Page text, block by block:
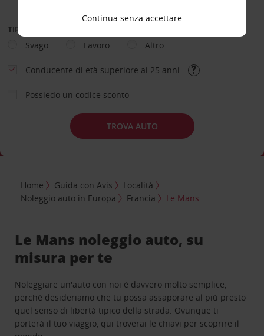
TIPOLOGIA DI NOLEGGIO
Svago
Lavoro Altro
Conducente di età superiore ai 25 anni
Possiedo un codice sconto
TROVA AUTO
Home Guida con Avis
Località
Noleggio auto in Europa
Francia Le Mans
Le Mans noleggio auto, su
misura per te
Noleggiare un'auto con noi è davvero molto semplice,
perché desideriamo che tu possa assaporare al più presto
quel senso di libertà tipico della strada. Ovunque ti
porterà il tuo viaggio, qui troverai le chiavi per scoprire il
Continua senza accettare